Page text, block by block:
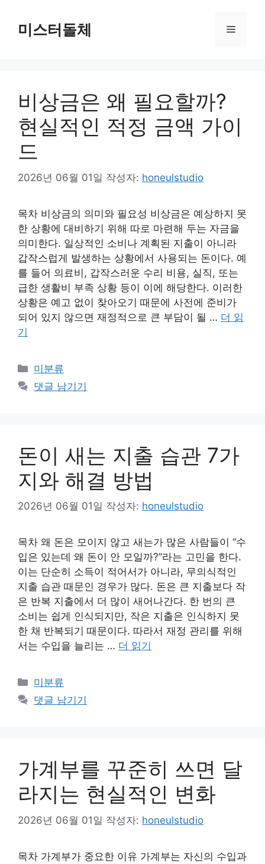
미스터돌체 메
비상금은 왜 필요할까?
현실적인 적정 금액 가이
드
2026년 06월 01일 작성자: honeulstudio
목차 비상금의 의미와 필요성 비상금은 예상하지 못
한 상황에 대비하기 위해 따로 마련해 두는 자금을
의미한다. 일상적인 소비나 계획된 지출이 아니라
갑작스럽게 발생하는 상황에서 사용되는 돈이다. 예
를 들어 의료비, 갑작스러운 수리 비용, 실직, 또는
급한 생활비 부족 상황 등이 이에 해당한다. 이러한
상황은 예고 없이 찾아오기 때문에 사전에 준비가
되어 있지 않으면 재정적으로 큰 부담이 될 … 더 읽
기
카
테
고
미분류
댓글 남기기
돈이 새는 지출 습관 7가
지와 해결 방법
2026년 06월 01일 작성자: honeulstudio
목차 왜 돈은 모이지 않고 새는가 많은 사람들이 “수
입은 있는데 왜 돈이 안 모일까?”라는 고민을 한다.
이는 단순히 소득이 적어서가 아니라, 무의식적인
지출 습관 때문인 경우가 많다. 돈은 큰 지출보다 작
은 반복 지출에서 더 많이 새어나간다. 한 번의 큰
소비는 쉽게 인식되지만, 작은 지출은 인식하지 못
한 채 반복되기 때문이다. 따라서 재정 관리를 위해
서는 수입을 늘리는 … 더 읽기
카
테
미분류
댓글 남기기
가계부를 꾸준히 쓰면 달
라지는 현실적인 변화
2026년 06월 01일 작성자: honeulstudio
목차 가계부가 중요한 이유 가계부는 자신의 수입과